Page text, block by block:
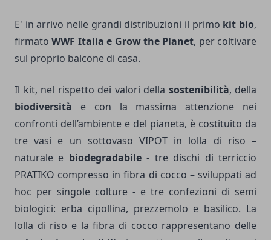
E' in arrivo nelle grandi distribuzioni il primo kit bio,
firmato WWF Italia e Grow the Planet, per coltivare
sul proprio balcone di casa.
Il kit, nel rispetto dei valori della sostenibilità, della
biodiversità e con la massima attenzione nei
confronti dell’ambiente e del pianeta, è costituito da
tre vasi e un sottovaso VIPOT in lolla di riso –
naturale e biodegradabile- tre dischi di terriccio
PRATIKO compresso in fibra di cocco – sviluppati ad
hoc per singole colture - e tre confezioni di semi
biologici: erba cipollina, prezzemolo e basilico. La
lolla di riso e la fibra di cocco rappresentano delle